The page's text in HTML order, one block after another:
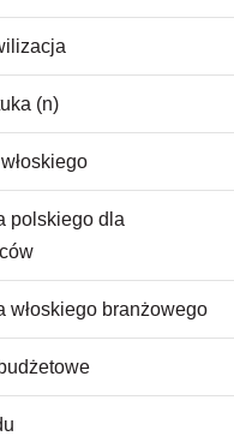
(n)
polskiego dla
włoskiego branżowego